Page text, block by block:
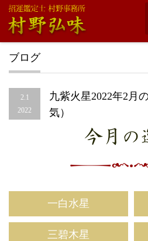
ブログ
2.1
2022
九紫火星2022年2月
気）
今月の
一白水星
三碧木星